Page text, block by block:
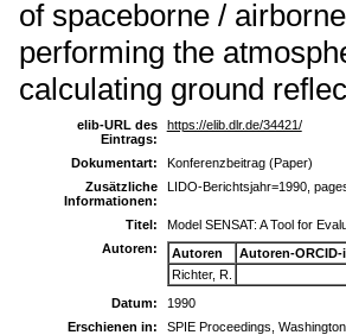
of spaceborne /
performing the
calculating ground
elib-URL des
Eintrags:
https://elib.dlr.de/34421/
Dokumentart:
Konferenzbeitrag (Paper)
Zusätzliche
Informationen:
LIDO-Berichtsjahr=1990,
Titel:
Model SENSAT: A Tool for
Autoren:
Autoren
Autoren-ORCID-
Richter, R.
Datum:
1990
Erschienen in:
SPIE Proceedings, Washington